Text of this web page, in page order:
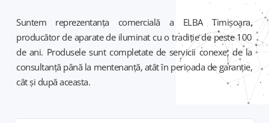
Suntem reprezentanța comercială a ELBA Timișoara,
producător de aparate de iluminat cu o tradiție de peste 100
de ani. Produsele sunt completate de servicii conexe, de la
consultanță până la mentenanță, atât în perioada de garanție,
cât și după aceasta.